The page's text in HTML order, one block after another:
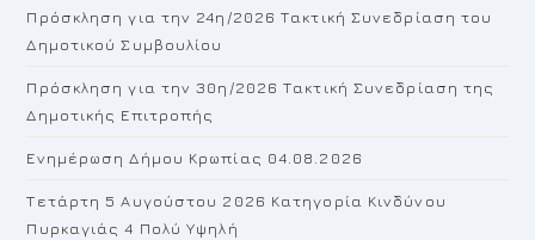
Πρόσκληση για την 24η/2026 Τακτική Συνεδρίαση του
Δημοτικού Συμβουλίου
Πρόσκληση για την 30η/2026 Τακτική Συνεδρίαση της
Δημοτικής Επιτροπής
Ενημέρωση Δήμου Κρωπίας 04.08.2026
Τετάρτη 5 Αυγούστου 2026 Κατηγορία Κινδύνου
Πυρκαγιάς 4 Πολύ Υψηλή